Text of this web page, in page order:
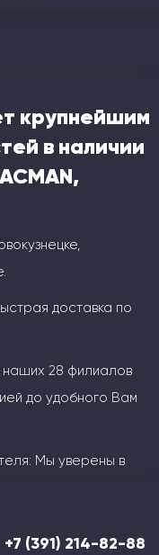
крупнейшим
в наличии
доставка по
наших 28 филиалов
до удобного Вам
Мы уверены в
+7 (391) 214-82-88